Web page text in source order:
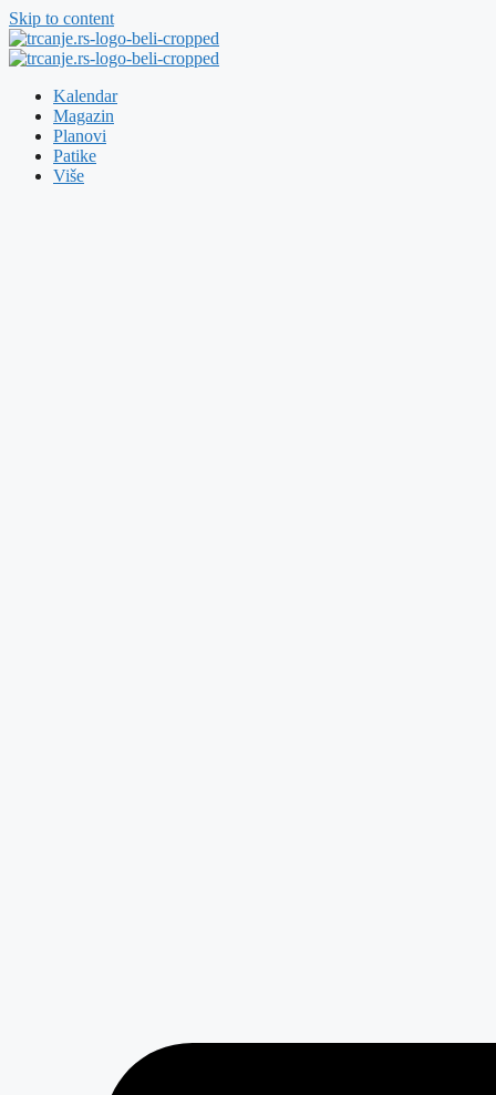
Skip to content
Kalendar
Magazin
Planovi
Patike
Više